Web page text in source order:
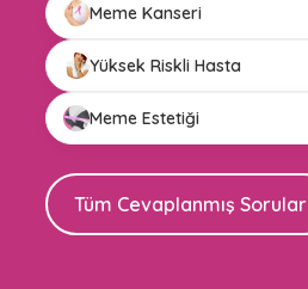
Meme Kanseri
Yüksek Riskli Hasta
Meme Estetiği
Tüm Cevaplanmış Sorular